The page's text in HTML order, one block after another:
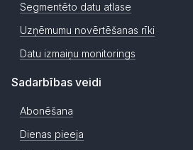
Segmentēto datu atlase
Uzņēmumu novērtēšanas rīki
Datu izmaiņu monitorings
Sadarbības veidi
Abonēšana
Dienas pieeja